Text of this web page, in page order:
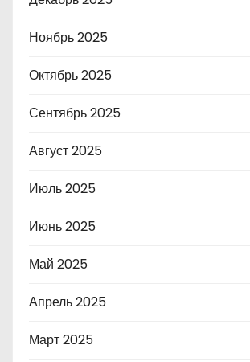
Ноябрь 2025
Октябрь 2025
Сентябрь 2025
Август 2025
Июль 2025
Июнь 2025
Май 2025
Апрель 2025
Март 2025